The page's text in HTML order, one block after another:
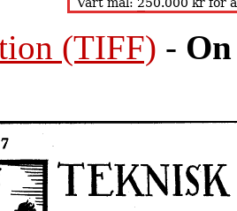
(TIFF) -